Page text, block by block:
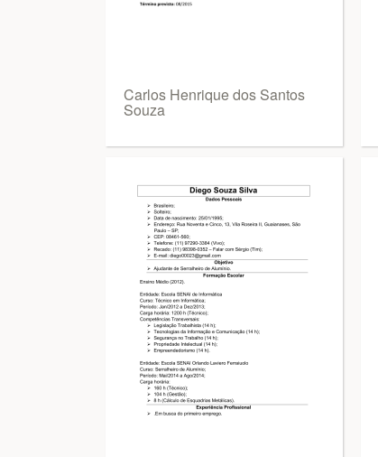
Carlos Henrique dos Santos
Souza